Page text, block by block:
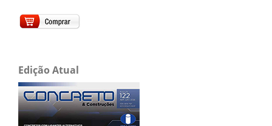
Edição Atual